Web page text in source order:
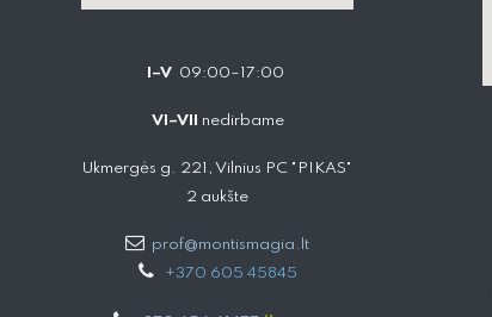
I–V 09:00–17:00
VI–VII nedirbame
Ukmergės g. 221, Vilnius PC "PIKAS"
2 aukšte
prof@montismagia.lt
+370 605 4584​5